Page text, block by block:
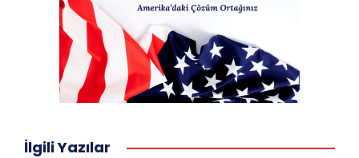
İlgili Yazılar